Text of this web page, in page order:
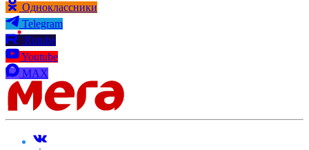
Одноклассники
Telegram
Rutube
Youtube
MAX